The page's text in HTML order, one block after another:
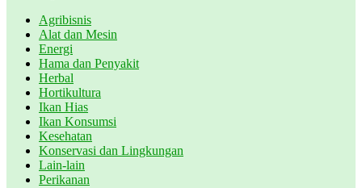
Agribisnis
Alat dan Mesin
Energi
Hama dan Penyakit
Herbal
Hortikultura
Ikan Hias
Ikan Konsumsi
Kesehatan
Konservasi dan Lingkungan
Lain-lain
Perikanan